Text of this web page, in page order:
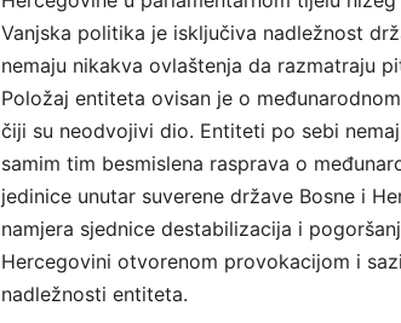
Vanjska politika je isključiva nadležnost
nemaju nikakva ovlaštenja da razmatraju
Položaj entiteta ovisan je o
čiji su neodvojivi dio. Entiteti po sebi
samim tim besmislena rasprava o
jedinice unutar suverene države Bosne i
namjera sjednice destabilizacija i
Hercegovini otvorenom provokacijom i
nadležnosti entiteta.